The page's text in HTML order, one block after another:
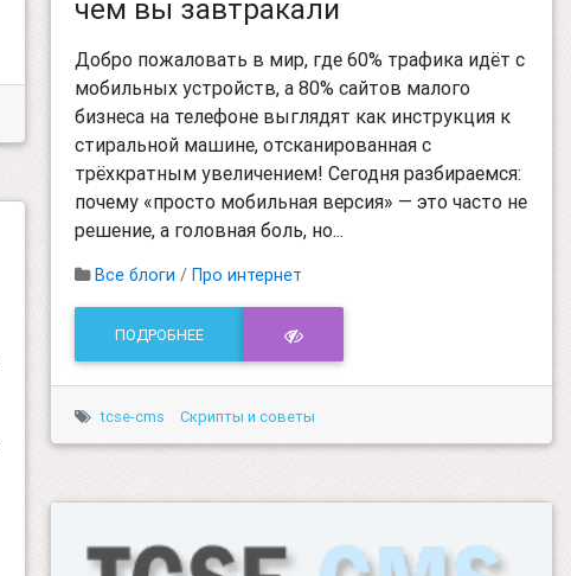
чем вы завтракали
Добро пожаловать в мир, где 60% трафика идёт с
мобильных устройств, а 80% сайтов малого
бизнеса на телефоне выглядят как инструкция к
стиральной машине, отсканированная с
трёхкратным увеличением! Сегодня разбираемся:
почему «просто мобильная версия» — это часто не
решение, а головная боль, но...
Все блоги /Про интернет
ПОДРОБНЕЕ
tcse-cms Скрипты и советы